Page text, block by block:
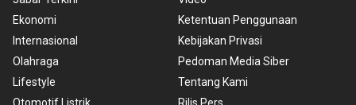
Ekonomi
Internasional
Olahraga
Lifestyle
Otomotif Listrik
Ketentuan Penggunaan
Kebijakan Privasi
Pedoman Media Siber
Tentang Kami
Rilis Pers